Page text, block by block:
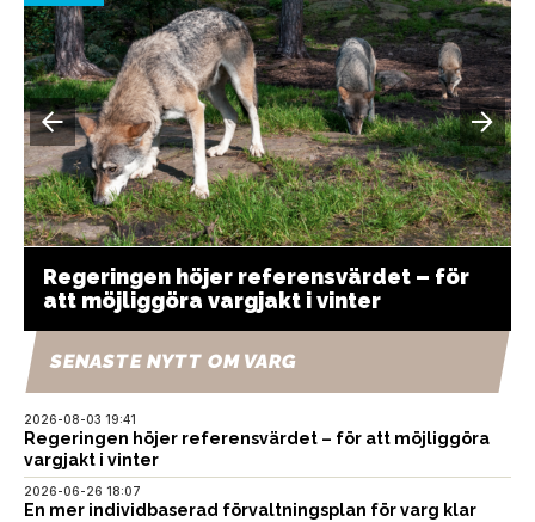
Regeringen höjer referensvärdet – för
att möjliggöra vargjakt i vinter
SENASTE NYTT OM VARG
2026-08-03 19:41
Regeringen höjer referensvärdet – för att möjliggöra
vargjakt i vinter
2026-06-26 18:07
En mer individbaserad förvaltningsplan för varg klar